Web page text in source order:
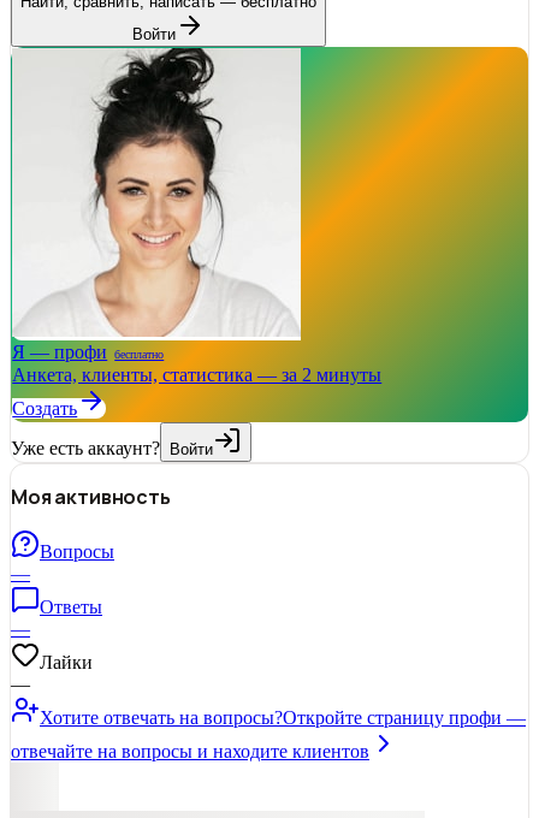
Войти
Я — профи бесплатно
Анкета, клиенты, статистика — за 2 минуты
Создать
Уже есть аккаунт? Войти
Моя активность
Вопросы
—
Ответы
—
Лайки
—
Хотите отвечать на вопросы?Откройте страницу профи —
отвечайте на вопросы и находите клиентов